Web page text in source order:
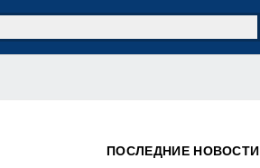
ПОСЛЕДНИЕ НОВОСТИ